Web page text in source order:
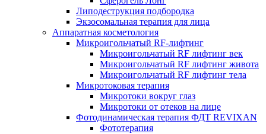
Липодеструкция подбородка
Экзосомальная терапия для лица
Аппаратная косметология
Микроигольчатый RF-лифтинг
Микроигольчатый RF лифтинг век
Микроигольчатый RF лифтинг живота
Микроигольчатый RF лифтинг тела
Микротоковая терапия
Микротоки вокруг глаз
Микротоки от отеков на лице
Фотодинамическая терапия ФДТ REVIXAN
Фототерапия